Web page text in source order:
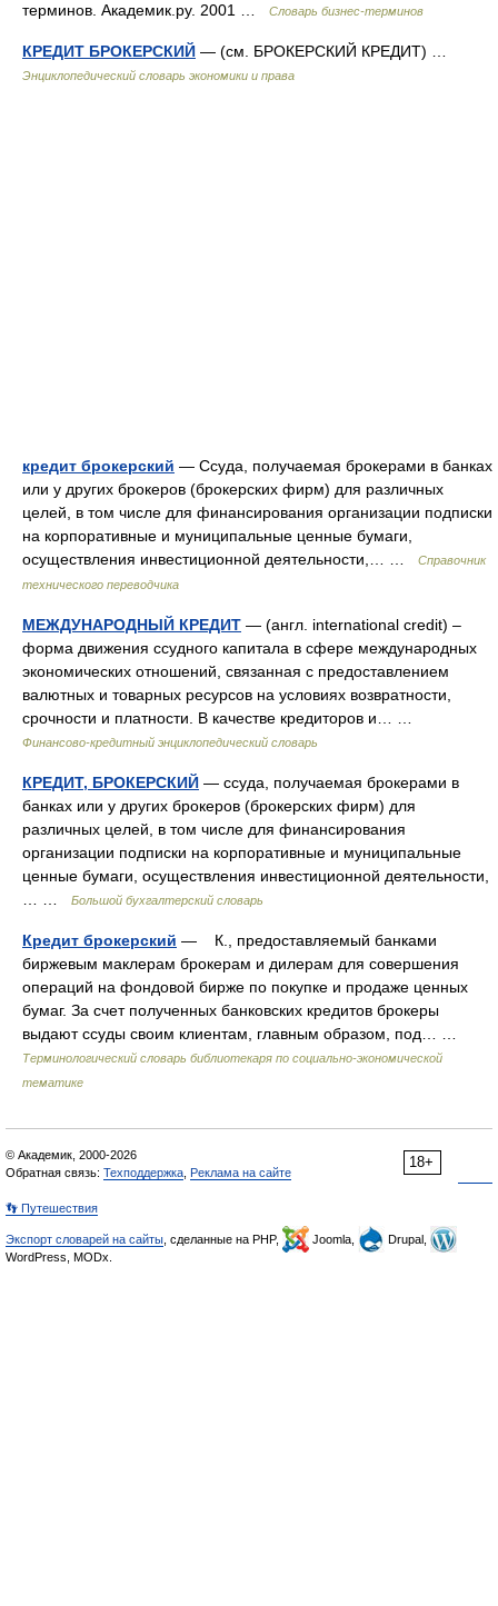
терминов. Академик.ру. 2001 …
Словарь бизнес-терминов
КРЕДИТ БРОКЕРСКИЙ — (см. БРОКЕРСКИЙ КРЕДИТ) …
Энциклопедический словарь экономики и права
кредит брокерский — Ссуда, получаемая брокерами в банках
или у других брокеров (брокерских фирм) для различных
целей, в том числе для финансирования организации подписки
на корпоративные и муниципальные ценные бумаги,
осуществления инвестиционной деятельности,… …
Справочник
технического переводчика
МЕЖДУНАРОДНЫЙ КРЕДИТ — (англ. international credit) –
форма движения ссудного капитала в сфере международных
экономических отношений, связанная с предоставлением
валютных и товарных ресурсов на условиях возвратности,
срочности и платности. В качестве кредиторов и… …
Финансово-кредитный энциклопедический словарь
КРЕДИТ, БРОКЕРСКИЙ — ссуда, получаемая брокерами в
банках или у других брокеров (брокерских фирм) для
различных целей, в том числе для финансирования
организации подписки на корпоративные и муниципальные
ценные бумаги, осуществления инвестиционной деятельности,
Большой бухгалтерский словарь
Кредит брокерский — К., предоставляемый банками
биржевым маклерам брокерам и дилерам для совершения
операций на фондовой бирже по покупке и продаже ценных
бумаг. За счет полученных банковских кредитов брокеры
выдают ссуды своим клиентам, главным образом, под… …
Терминологический словарь библиотекаря по социально-экономической
тематике
18+
© Академик, 2000-2026
Обратная связь: Техподдержка Реклама на сайте
👣 Путешествия
Экспорт словарей на сайты , сделанные на PHP, Joomla,
Drupal,
WordPress, MODx.